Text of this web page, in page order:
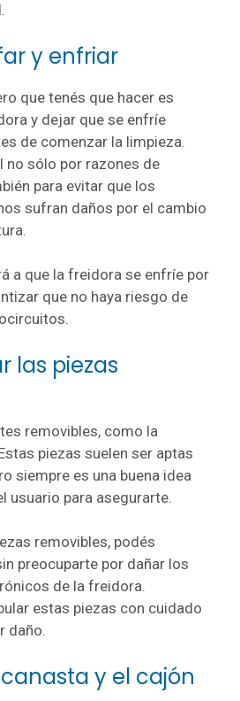
y enfriar
que tenés que hacer es
y dejar que se enfríe
de comenzar la limpieza.
no sólo por razones de
para evitar que los
sufran daños por el cambio
a que la freidora se enfríe por
que no haya riesgo de
las piezas
removibles, como la
piezas suelen ser aptas
siempre es una buena idea
usuario para asegurarte.
removibles, podés
preocuparte por dañar los
de la freidora.
estas piezas con cuidado
daño.
y el cajón